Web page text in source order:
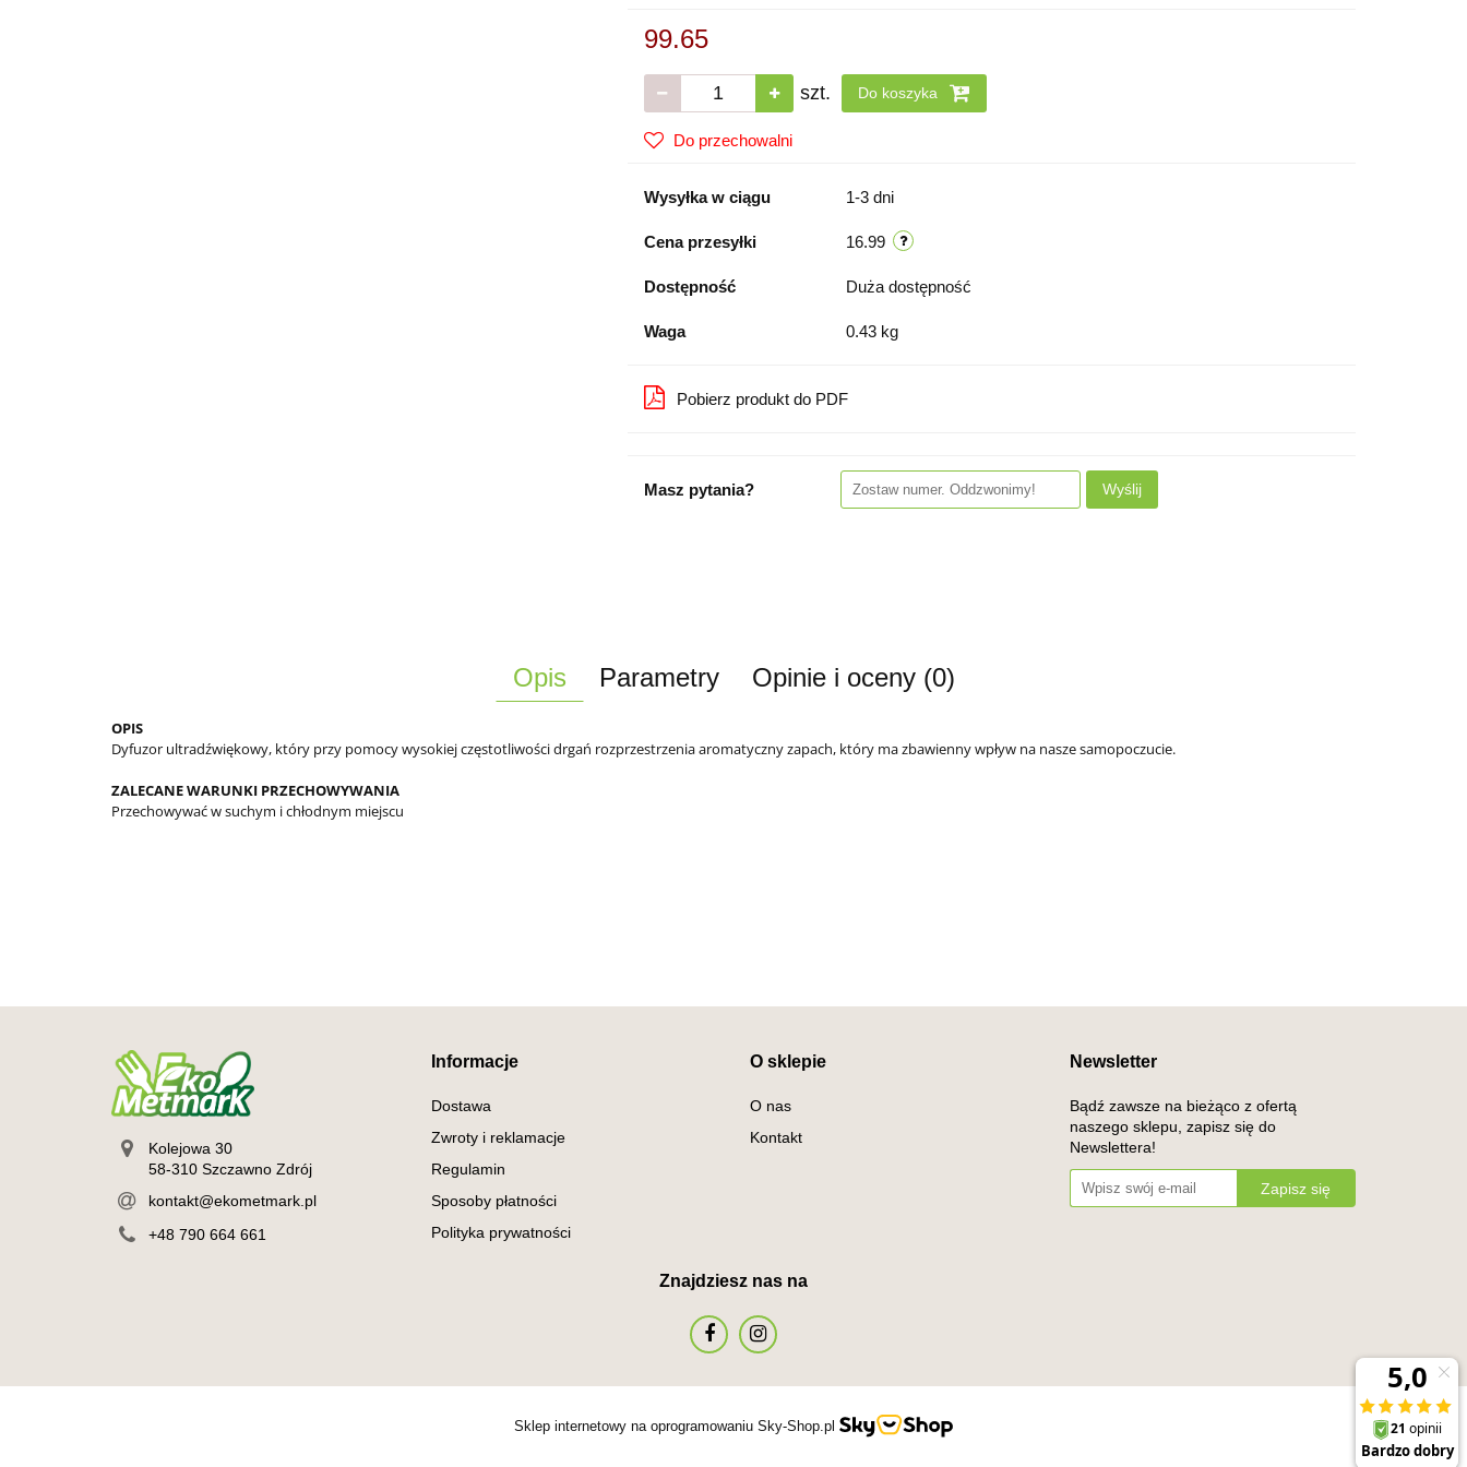
99.65
szt. Do koszyka
Do przechowalni
Wysyłka w ciągu 1-3 dni
Cena przesyłki 16.99
Dostępność Duża dostępność
Waga 0.43 kg
Pobierz produkt do PDF
Masz pytania? Wyślij
Opis Parametry Opinie i oceny (0)
OPIS
Dyfuzor ultradźwiękowy, który przy pomocy wysokiej częstotliwości drgań rozprzestrzenia aromatyczny zapach, który ma zbawienny wpływ na nasze samopoczucie.
ZALECANE WARUNKI PRZECHOWYWANIA
Przechowywać w suchym i chłodnym miejscu
Kolejowa 30
58-310 Szczawno Zdrój
kontakt@ekometmark.pl
+48 790 664 661
Informacje
Dostawa
Zwroty i reklamacje
Regulamin
Sposoby płatności
Polityka prywatności
O sklepie
O nas
Kontakt
Newsletter
Bądź zawsze na bieżąco z ofertą
naszego sklepu, zapisz się do
Newslettera!
Znajdziesz nas na
Sklep internetowy na oprogramowaniu Sky-Shop.pl